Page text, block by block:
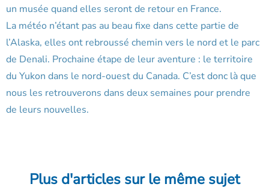
un musée quand elles seront de retour en France.
La météo n’étant pas au beau fixe dans cette partie de
l’Alaska, elles ont rebroussé chemin vers le nord et le parc
de Denali. Prochaine étape de leur aventure : le territoire
du Yukon dans le nord-ouest du Canada. C’est donc là que
nous les retrouverons dans deux semaines pour prendre
de leurs nouvelles.
Plus d'articles sur le même sujet